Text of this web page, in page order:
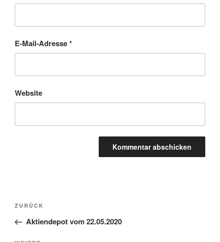
E-Mail-Adresse*
Website
Beitragsnavigation
Vorheriger
Beitrag
ZURÜCK
Aktiendepot vom 22.05.2020